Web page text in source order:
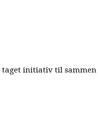
taget initiativ til sammen